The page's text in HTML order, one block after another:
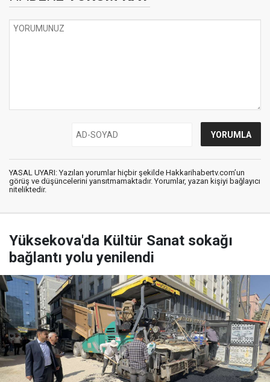
YASAL UYARI: Yazılan yorumlar hiçbir şekilde Hakkarihabertv.com’un
görüş ve düşüncelerini yansıtmamaktadır. Yorumlar, yazan kişiyi bağlayıcı
niteliktedir.
Yüksekova'da Kültür Sanat sokağı
bağlantı yolu yenilendi